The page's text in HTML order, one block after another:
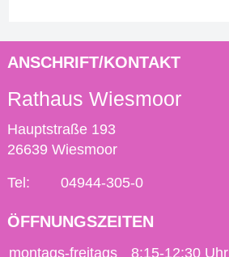
ANSCHRIFT/KONTAKT
Rathaus Wiesmoor
Hauptstraße 193
26639 Wiesmoor
Tel: 04944-305-0
ÖFFNUNGSZEITEN
montags-freitags 8:15-12:30 Uhr